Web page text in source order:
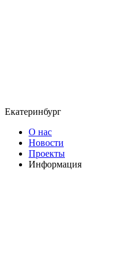
Екатеринбург
О нас
Новости
Проекты
Информация